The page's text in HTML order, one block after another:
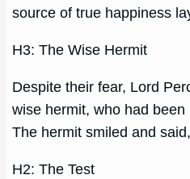
source of true happiness
H3: The Wise Hermit
Despite their fear, Lord
wise hermit, who had
The hermit smiled and
H2: The Test